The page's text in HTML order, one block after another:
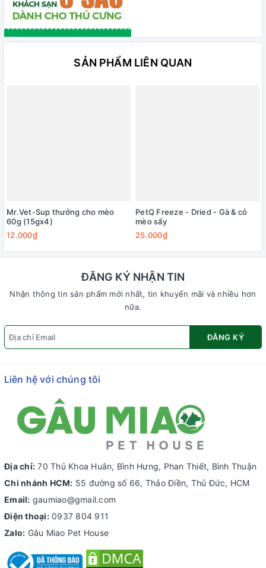
SẢN PHẨM LIÊN QUAN
Mr.Vet-Sup thưởng cho mèo
60g (15gx4)
12.000₫
PetQ Freeze - Dried - Gà & cỏ
mèo sấy
25.000₫
ĐĂNG KÝ NHẬN TIN
Nhận thông tin sản phẩm mới nhất, tin khuyến mãi và nhiều hơn
nữa.
ĐĂNG KÝ
Liên hệ với chúng tôi
Địa chỉ: 70 Thủ Khoa Huân, Bình Hưng, Phan Thiết, Bình Thuận
Chi nhánh HCM: 55 đường số 66, Thảo Điền, Thủ Đức, HCM
Email: gaumiao@gmail.com
Điện thoại: 0937 804 911
Zalo: Gâu Miao Pet House